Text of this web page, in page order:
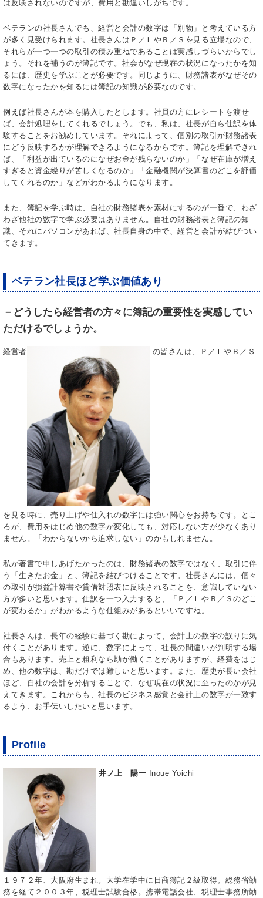
は反映されないのですが、費用と勘違いしがちです。
ベテランの社長さんでも、経営と会計の数字は「別物」と考えている方
が多く見受けられます。社長さんはＰ／ＬやＢ／Ｓを見る立場なので、
それらが一つ一つの取引の積み重ねであることは実感しづらいからでし
ょう。それを補うのが簿記です。社会がなぜ現在の状況になったかを知
るには、歴史を学ぶことが必要です。同じように、財務諸表がなぜその
数字になったかを知るには簿記の知識が必要なのです。
例えば社長さんが本を購入したとします。社員の方にレシートを渡せ
ば、会計処理をしてくれるでしょう。でも、私は、社長が自ら仕訳を体
験することをお勧めしています。それによって、個別の取引が財務諸表
にどう反映するかが理解できるようになるからです。簿記を理解できれ
ば、「利益が出ているのになぜお金が残らないのか」「なぜ在庫が増え
すぎると資金繰りが苦しくなるのか」「金融機関が決算書のどこを評価
してくれるのか」などがわかるようになります。
また、簿記を学ぶ時は、自社の財務諸表を素材にするのが一番で、わざ
わざ他社の数字で学ぶ必要はありません。自社の財務諸表と簿記の知
識、それにパソコンがあれば、社長自身の中で、経営と会計が結びつい
てきます。
ベテラン社長ほど学ぶ価値あり
－どうしたら経営者の方々に簿記の重要性を実感してい
ただけるでしょうか。
経営者 の皆さんは、Ｐ／ＬやＢ／Ｓ
を見る時に、売り上げや仕入れの数字には強い関心をお持ちです。とこ
ろが、費用をはじめ他の数字が変化しても、対応しない方が少なくあり
ません。「わからないから追求しない」のかもしれません。
私が著書で申しあげたかったのは、財務諸表の数字ではなく、取引に伴
う「生きたお金」と、簿記を結びつけることです。社長さんには、個々
の取引が損益計算書や貸借対照表に反映されることを、意識していない
方が多いと思います。仕訳を一つ入力すると、「Ｐ／ＬやＢ／Ｓのどこ
が変わるか」がわかるような仕組みがあるといいですね。
社長さんは、長年の経験に基づく勘によって、会計上の数字の誤りに気
付くことがあります。逆に、数字によって、社長の間違いが判明する場
合もあります。売上と粗利なら勘が働くことがありますが、経費をはじ
め、他の数字は、勘だけでは難しいと思います。また、歴史が長い会社
ほど、自社の会計を分析することで、なぜ現在の状況に至ったのかが見
えてきます。これからも、社長のビジネス感覚と会計上の数字が一致す
るよう、お手伝いしたいと思います。
Profile
井ノ上 陽一 Inoue Yoichi
１９７２年、大阪府生まれ。大学在学中に日商簿記２級取得。総務省勤
務を経て２００３年、税理士試験合格。携帯電話会社、税理士事務所勤